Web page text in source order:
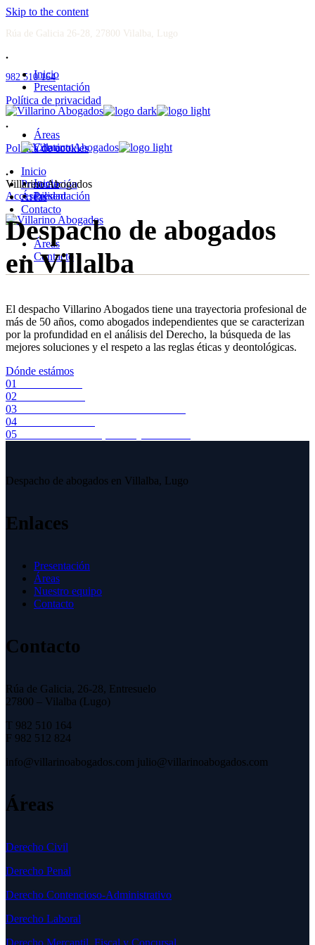
Skip to the content
Rúa de Galicia 26-28, 27800 Vilalba, Lugo
982 510 164
Política de privacidad
Política de cookies
Accesibilidad
Inicio
Presentación
Áreas
Contacto
Inicio
Presentación
Áreas
Contacto
Inicio
Presentación
Áreas
Contacto
Villarino Abogados
Despacho de abogados
en Villalba
El despacho Villarino Abogados tiene una trayectoria profesional de
más de 50 años, como abogados independientes que se caracterizan
por la profundidad en el análisis del Derecho, la búsqueda de las
mejores soluciones y el respeto a las reglas éticas y deontológicas.
Dónde estámos
01
02
03
04
05
Despacho de abogados en Villalba, Lugo
Enlaces
Presentación
Áreas
Nuestro equipo
Contacto
Contacto
Rúa de Galicia, 26-28, Entresuelo
27800 – Vilalba (Lugo)
T 982 510 164
F 982 512 824
info@villarinoabogados.com julio@villarinoabogados.com
Áreas
Derecho Civil
Derecho Penal
Derecho Contencioso-Administrativo
Derecho Laboral
Derecho Mercantil, Fiscal y Concursal